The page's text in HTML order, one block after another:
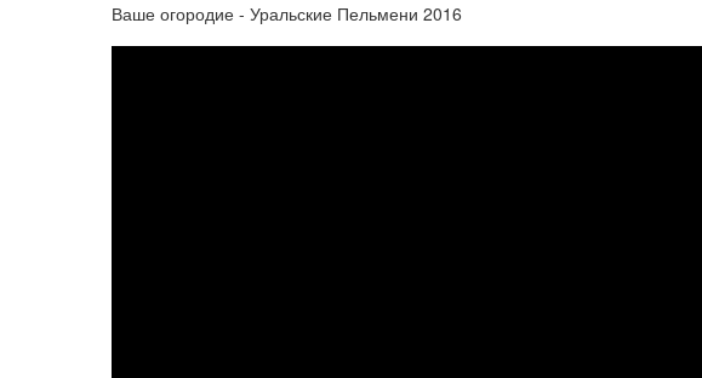
Ваше огородие - Уральские Пельмени 2016